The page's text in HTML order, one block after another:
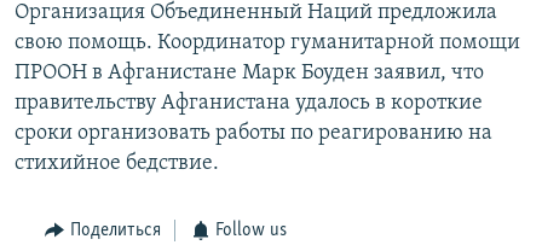
Организация Объединенный Наций предложила
свою помощь. Координатор гуманитарной помощи
ПРООН в Афганистане Марк Боуден заявил, что
правительству Афганистана удалось в короткие
сроки организовать работы по реагированию на
стихийное бедствие.
Поделиться Follow us